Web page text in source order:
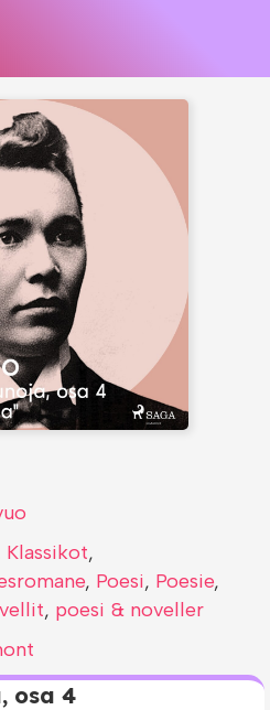
osa 4
Klassikot,
, Poesi, Poesie,
, poesi & noveller